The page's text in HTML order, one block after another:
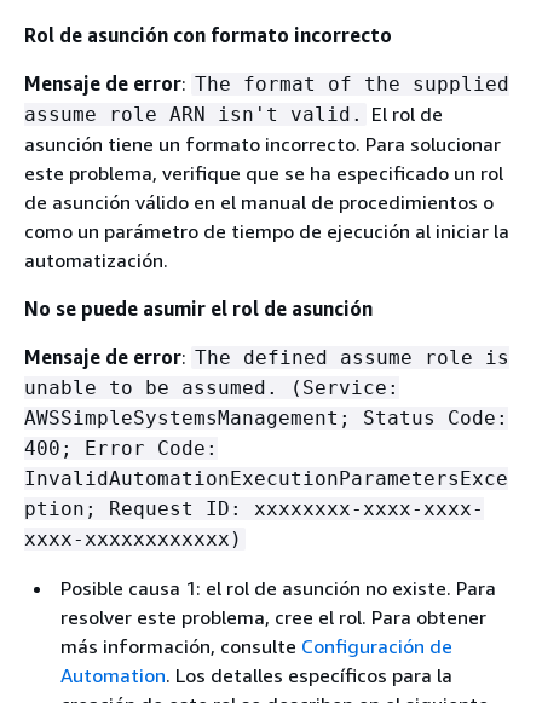
Rol de asunción con formato incorrecto
Mensaje de error: The format of the supplied
assume role ARN isn't valid.
El rol de
asunción tiene un formato incorrecto. Para solucionar
este problema, verifique que se ha especificado un rol
de asunción válido en el manual de procedimientos o
como un parámetro de tiempo de ejecución al iniciar la
automatización.
No se puede asumir el rol de asunción
Mensaje de error: The defined assume role is
unable to be assumed. (Service:
AWSSimpleSystemsManagement; Status Code:
400; Error Code:
InvalidAutomationExecutionParametersExce
ption; Request ID: xxxxxxxx-xxxx-xxxx-
xxxx-xxxxxxxxxxxx)
Posible causa 1: el rol de asunción no existe. Para
resolver este problema, cree el rol. Para obtener
más información, consulte Configuración de
Automation. Los detalles específicos para la